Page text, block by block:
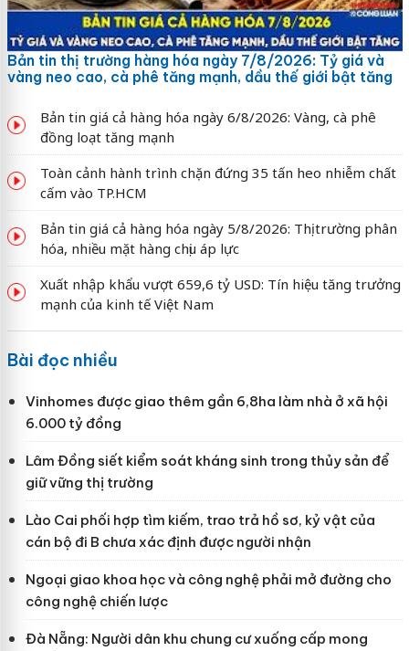
Bản tin thị trường hàng hóa ngày 7/8/2026: Tỷ giá và
vàng neo cao, cà phê tăng mạnh, dầu thế giới bật tăng
Bản tin giá cả hàng hóa ngày 6/8/2026: Vàng, cà phê
đồng loạt tăng mạnh
Toàn cảnh hành trình chặn đứng 35 tấn heo nhiễm chất
cấm vào TP.HCM
Bản tin giá cả hàng hóa ngày 5/8/2026: Thị trường phân
hóa, nhiều mặt hàng chịu áp lực
Xuất nhập khẩu vượt 659,6 tỷ USD: Tín hiệu tăng trưởng
mạnh của kinh tế Việt Nam
Bài đọc nhiều
Vinhomes được giao thêm gần 6,8ha làm nhà ở xã hội
6.000 tỷ đồng
Lâm Đồng siết kiểm soát kháng sinh trong thủy sản để
giữ vững thị trường
Lào Cai phối hợp tìm kiếm, trao trả hồ sơ, kỷ vật của
cán bộ đi B chưa xác định được người nhận
Ngoại giao khoa học và công nghệ phải mở đường cho
công nghệ chiến lược
Đà Nẵng: Người dân khu chung cư xuống cấp mong